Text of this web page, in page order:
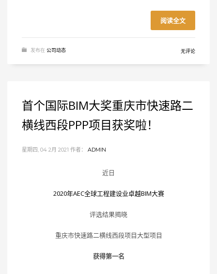
阅读全文
发布在 公司动态 无评论
首个国际BIM大奖重庆市快速路二
横线西段PPP项目获奖啦！
星期四, 04 2月 2021 作者： ADMIN
近日
2020年AEC全球工程建设业卓越BIM大赛
评选结果揭晓
重庆市快速路二横线西段项目大型项目
获得第一名